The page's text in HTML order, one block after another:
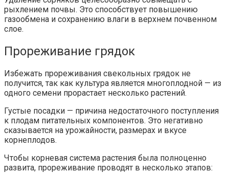
рыхлением почвы. Это способствует повышению
газообмена и сохранению влаги в верхнем почвенном
слое.
Прореживание грядок
Избежать прореживания свекольных грядок не
получится, так как культура является многоплодной — из
одного семени прорастает несколько растений.
Густые посадки — причина недостаточного поступления
к плодам питательных компонентов. Это негативно
сказывается на урожайности, размерах и вкусе
корнеплодов.
Чтобы корневая система растения была полноценно
развита, прореживание проводят в несколько этапов: